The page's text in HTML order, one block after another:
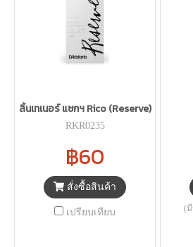
ลิ้นเทเนอร์ แซกฯ Rico (Reserve)
RKR0235
฿60
สั่งซื้อสินค้า
เปรียบเทียบ (